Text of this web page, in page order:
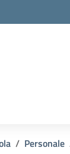
Personale